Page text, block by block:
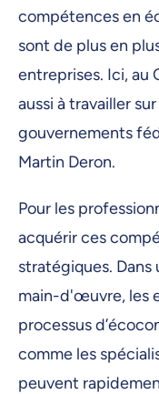
compétences en
sont de plus en
entreprises. Ici, au
aussi à travailler
gouvernements
Martin Deron.
Pour les
acquérir ces
stratégiques.
main-d'œuvre, les
processus
comme les
peuvent